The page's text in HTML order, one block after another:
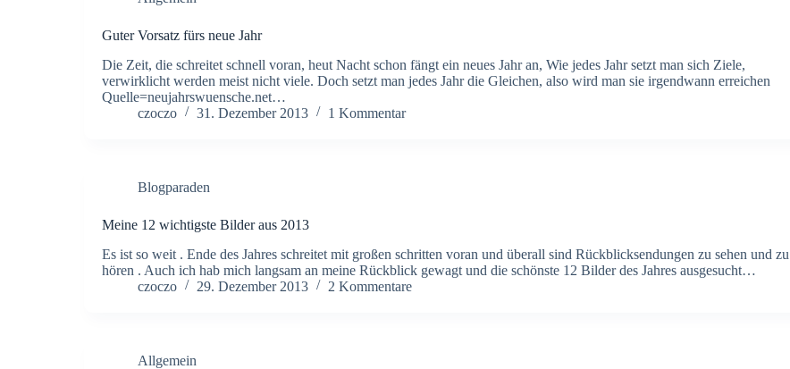
Guter Vorsatz fürs neue Jahr
Die Zeit, die schreitet schnell voran, heut Nacht schon fängt ein neues Jahr an, Wie jedes Jahr setzt man sich Ziele,
verwirklicht werden meist nicht viele. Doch setzt man jedes Jahr die Gleichen, also wird man sie irgendwann erreichen
Quelle=neujahrswuensche.net…
czoczo
31. Dezember 2013 1 Kommentar
Blogparaden
Meine 12 wichtigste Bilder aus 2013
Es ist so weit . Ende des Jahres schreitet mit großen schritten voran und überall sind Rückblicksendungen zu sehen und zu
hören . Auch ich hab mich langsam an meine Rückblick gewagt und die schönste 12 Bilder des Jahres ausgesucht…
czoczo
29. Dezember 2013 2 Kommentare
Allgemein